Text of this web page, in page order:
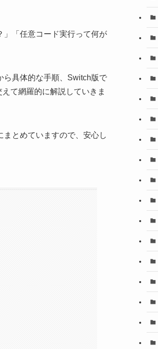
」「任意コード実行って何が
ら具体的な手順、Switch版で
て網羅的に解説していきま
とめていますので、安心し